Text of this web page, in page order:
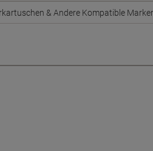
& Andere Kompatible